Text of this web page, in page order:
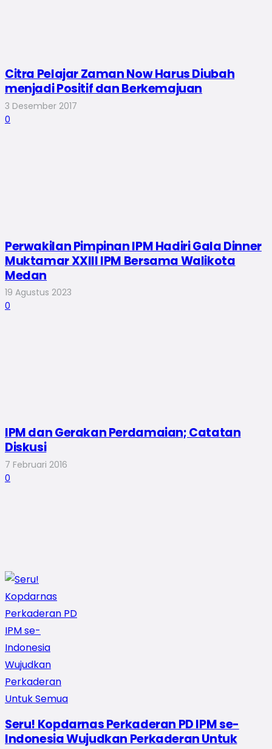
Citra Pelajar Zaman Now Harus Diubah
menjadi Positif dan Berkemajuan
3 Desember 2017
0
Perwakilan Pimpinan IPM Hadiri Gala Dinner
Muktamar XXIII IPM Bersama Walikota
Medan
19 Agustus 2023
0
IPM dan Gerakan Perdamaian; Catatan
Diskusi
7 Februari 2016
0
Seru! Kopdarnas Perkaderan PD IPM se-
Indonesia Wujudkan Perkaderan Untuk